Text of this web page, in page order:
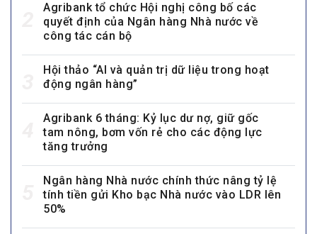
Agribank tổ chức Hội nghị công bố các
quyết định của Ngân hàng Nhà nước về
công tác cán bộ
Hội thảo “AI và quản trị dữ liệu trong hoạt
động ngân hàng”
Agribank 6 tháng: Kỷ lục dư nợ, giữ gốc
tam nông, bơm vốn rẻ cho các động lực
tăng trưởng
Ngân hàng Nhà nước chính thức nâng tỷ lệ
tính tiền gửi Kho bạc Nhà nước vào LDR lên
50%